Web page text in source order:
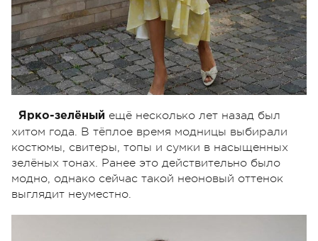
Ярко-зелёный ещё несколько лет назад был
хитом года. В тёплое время модницы выбирали
костюмы, свитеры, топы и сумки в насыщенных
зелёных тонах. Ранее это действительно было
модно, однако сейчас такой неоновый оттенок
выглядит неуместно.